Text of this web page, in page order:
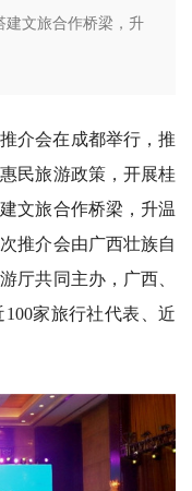
建文旅合作桥梁，升
介会在成都举行，推
民旅游政策，开展桂
文旅合作桥梁，升温
推介会由广西壮族自
厅共同主办，广西、
家旅行社代表、近